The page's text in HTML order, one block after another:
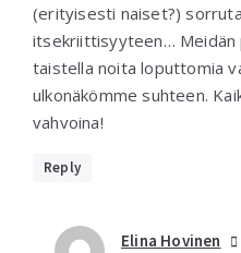
(erityisesti naiset?)
itsekriittisyyteen… Meidän
taistella noita loputtomia
ulkonäkömme suhteen.
vahvoina!
Reply
Elina Hovinen